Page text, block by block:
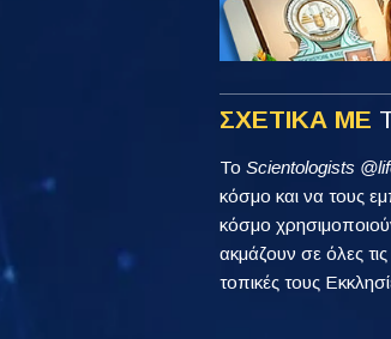
ΣΧΕΤΙΚΑ ΜΕ
Το Scientologists
κόσμο και να τους
κόσμο
ακμάζουν σε όλες
τοπικές τους